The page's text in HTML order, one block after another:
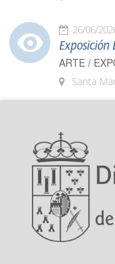
26/06/
Exposición
ARTE /
Santa